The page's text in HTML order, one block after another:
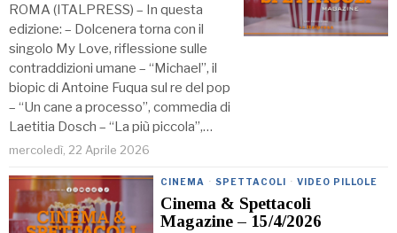
ROMA (ITALPRESS) – In questa
edizione: – Dolcenera torna con il
singolo My Love, riflessione sulle
contraddizioni umane – “Michael”, il
biopic di Antoine Fuqua sul re del pop
– “Un cane a processo”, commedia di
Laetitia Dosch – “La più piccola”,…
mercoledì, 22 Aprile 2026
CINEMA · SPETTACOLI · VIDEO PILLOLE
Cinema & Spettacoli
Magazine – 15/4/2026